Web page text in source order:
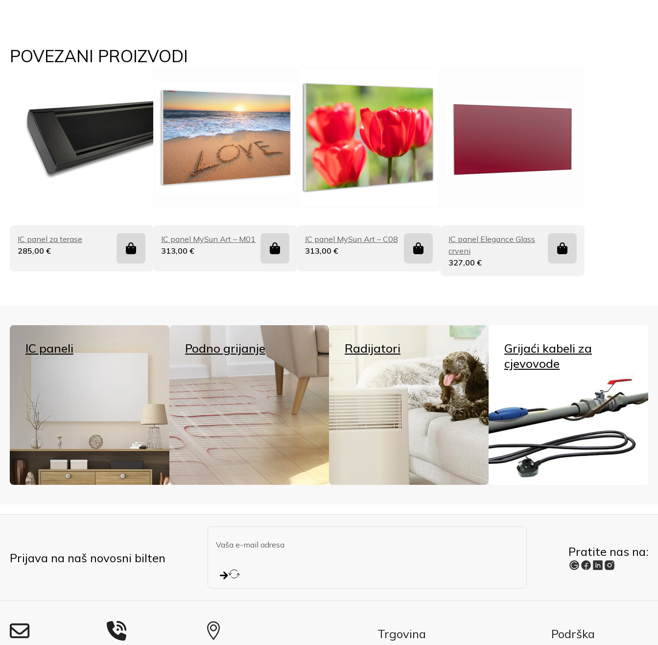
POVEZANI PROIZVODI
IC panel za terase
285,00 €
IC panel MySun Art – M01
313,00€
IC panel MySun Art – C08
313,00 €
IC panel Elegance Glass
crveni
327,00€
IC paneli Podno grijanje Radijatori
Grijaći kabeli za
cjevovode
Prijava na naš novosni bilten Pratite nas na:
Trgovina Podrška